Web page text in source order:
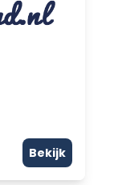
Bekijk